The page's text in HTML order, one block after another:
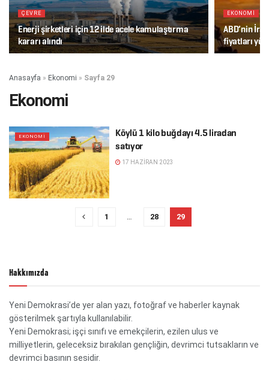
ÇEVRE
Enerji şirketleri için 12 ilde acele kamulaştırma
kararı alındı
EKONOMI
ABD’nin
fiyatları
Anasayfa » Ekonomi » Sayfa 29
Ekonomi
EKONOMI
Köylü 1 kilo buğdayı 4.5 liradan
satıyor
17 HAZIRAN 2023
1 28 29
Hakkımızda
Yeni Demokrasi’de yer alan yazı, fotoğraf ve haberler kaynak
gösterilmek şartıyla kullanılabilir.
Yeni Demokrasi; işçi sınıfı ve emekçilerin, ezilen ulus ve
milliyetlerin, geleceksiz bırakılan gençliğin, devrimci tutsakların ve
devrimci basının sesidir.